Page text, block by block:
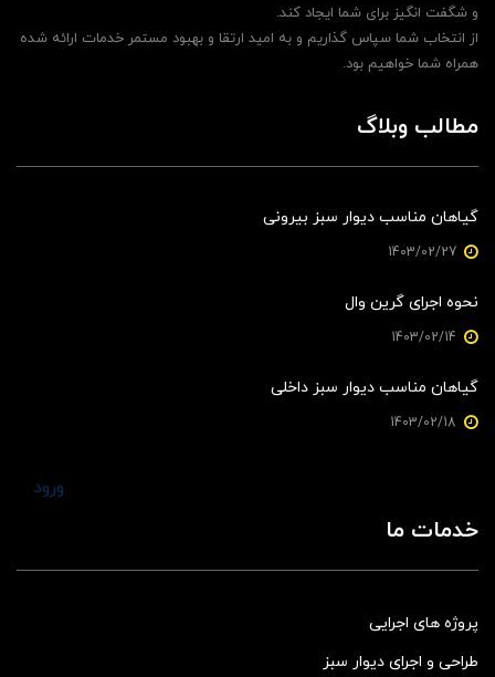
و شگفت انگیز برای شما ایجاد کند.
از انتخاب شما سپاس گذاریم و به امید ارتقا و بهبود مستمر خدمات ارائه شده
همراه شما خواهیم بود.
مطالب وبلاگ
گیاهان مناسب دیوار سبز بیرونی
نحوه اجرای گرین وال
گیاهان مناسب دیوار سبز داخلی
ورود
خدمات ما
پروژه های اجرایی
طراحی و اجرای دیوار سبز